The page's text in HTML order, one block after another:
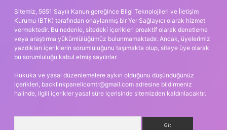
Sitemiz, 5651 Sayılı Kanun gereğince Bilgi Teknolojileri ve İletişim
Kurumu (BTK) tarafından onaylanmış bir Yer Sağlayıcı olarak hizmet
vermektedir. Bu nedenle, sitedeki içerikleri proaktif olarak denetleme
veya araştırma yükümlülüğümüz bulunmamaktadır. Ancak, üyelerimiz
yazdıkları içeriklerin sorumluluğunu taşımakta olup, siteye üye olarak
bu sorumluluğu kabul etmiş sayılırlar.
Hukuka ve yasal düzenlemelere aykırı olduğunu düşündüğünüz
içerikleri, backlinkpanelicomtr@gmail.com adresine bildirmeniz
halinde, ilgili içerikler yasal süre içerisinde sitemizden kaldırılacaktır.